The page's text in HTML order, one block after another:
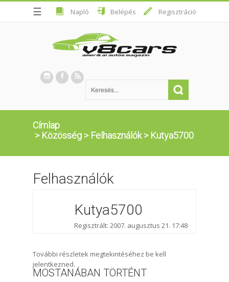
☰ Napló Belépés Regisztráció
Címlap
> Közösség > Felhasználók> Kutya5700
Felhasználók
Kutya5700
Regisztrált: 2007. augusztus 21. 17:48
További részletek megtekintéséhez be kell
jelentkezned.
MOSTANÁBAN TÖRTÉNT